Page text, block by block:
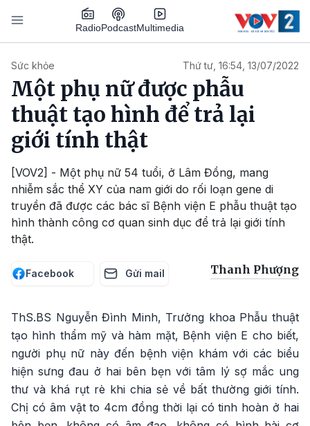
Nhảy đến nội dung
RadioPodcastMultimedia
Sức khỏe Thứ tư, 16:54, 13/07/2022
Một phụ nữ được phẫu
thuật tạo hình để trả lại
giới tính thật
[VOV2] - Một phụ nữ 54 tuổi, ở Lâm Đồng, mang
nhiễm sắc thể XY của nam giới do rối loạn gene di
truyền đã được các bác sĩ Bệnh viện E phẫu thuật tạo
hình thành công cơ quan sinh dục để trả lại giới tính
thật.
Facebook Gửi mail Thanh Phượng
ThS.BS Nguyễn Đình Minh, Trưởng khoa Phẫu thuật
tạo hình thẩm mỹ và hàm mặt, Bệnh viện E cho biết,
người phụ nữ này đến bệnh viện khám với các biểu
hiện sưng đau ở hai bên bẹn với tâm lý sợ mắc ung
thư và khá rụt rè khi chia sẻ về bất thường giới tính.
Chị có âm vật to 4cm đồng thời lại có tinh hoàn ở hai